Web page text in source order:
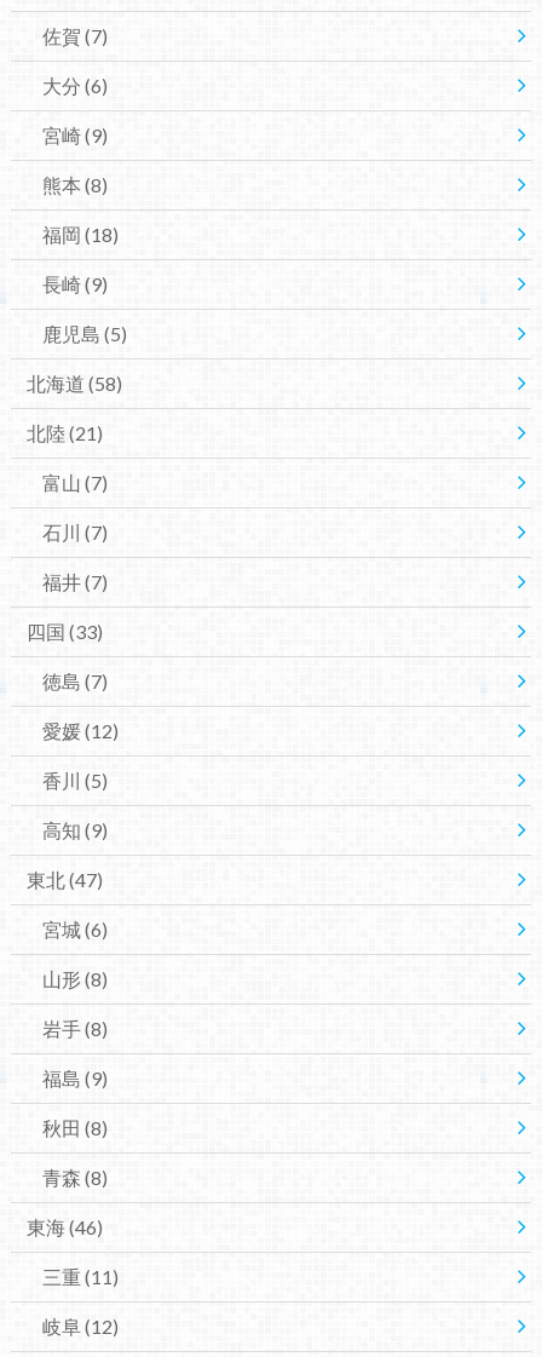
佐賀 (7)
大分 (6)
宮崎(9)
熊本 (8)
福岡 (18)
長崎(9)
鹿児島 (5)
北海道 (58)
北陸(21)
富山 (7)
石川 (7)
福井(7)
四国 (33)
徳島 (7)
愛媛(12)
香川 (5)
高知 (9)
東北(47)
宮城(6)
山形(8)
岩手(8)
福島 (9)
秋田 (8)
青森 (8)
東海(46)
三重 (11)
岐阜(12)